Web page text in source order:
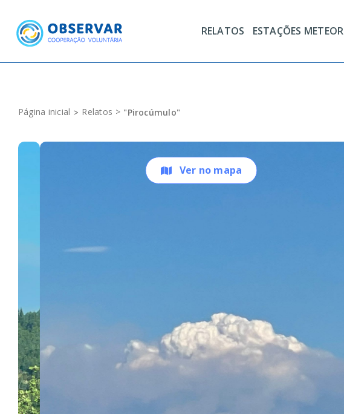
content
RELATOS ESTAÇÕES
Página inicial Relatos "Pirocúmulo"
Ver no mapa